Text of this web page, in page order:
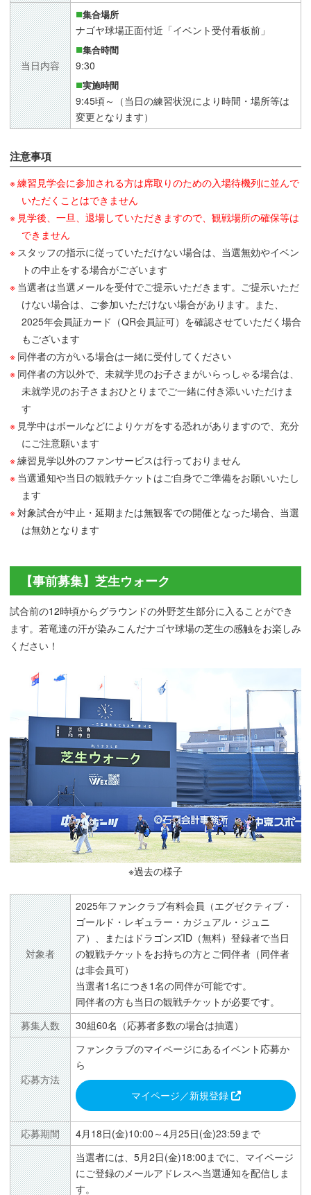
当日内容
集合場所
ナゴヤ球場正面付近「イベント受付看板前」
集合時間
9:30
実施時間
9:45頃～（当日の練習状況により時間・場所等は
変更となります）
注意事項
練習見学会に参加される方は席取りのための入場待機列に並んで
いただくことはできません
見学後、一旦、退場していただきますので、観戦場所の確保等は
できません
スタッフの指示に従っていただけない場合は、当選無効やイベン
トの中止をする場合がございます
当選者は当選メールを受付でご提示いただきます。ご提示いただ
けない場合は、ご参加いただけない場合があります。また、
2025年会員証カード（QR会員証可）を確認させていただく場合
もございます
同伴者の方がいる場合は一緒に受付してください
同伴者の方以外で、未就学児のお子さまがいらっしゃる場合は、
未就学児のお子さまおひとりまでご一緒に付き添いいただけま
す
見学中はボールなどによりケガをする恐れがありますので、充分
にご注意願います
練習見学以外のファンサービスは行っておりません
当選通知や当日の観戦チケットはご自身でご準備をお願いいたし
ます
対象試合が中止・延期または無観客での開催となった場合、当選
は無効となります
【事前募集】芝生ウォーク
試合前の12時頃からグラウンドの外野芝生部分に入ることができ
ます。若竜達の汗が染みこんだナゴヤ球場の芝生の感触をお楽しみ
ください！
※過去の様子
対象者
2025年ファンクラブ有料会員（エグゼクティブ・
ゴールド・レギュラー・カジュアル・ジュニ
ア）、またはドラゴンズID（無料）登録者で当日
の観戦チケットをお持ちの方とご同伴者（同伴者
は非会員可）
当選者1名につき1名の同伴が可能です。
同伴者の方も当日の観戦チケットが必要です。
募集人数
30組60名（応募者多数の場合は抽選）
応募方法
ファンクラブのマイページにあるイベント応募か
ら
マイページ／新規登録
応募期間 4月18日(金)10:00～4月25日(金)23:59まで
当選者には、5月2日(金)18:00までに、マイページ
にご登録のメールアドレスへ当選通知を配信しま
す。